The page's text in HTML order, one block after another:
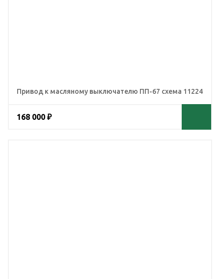
Привод к масляному выключателю ПП-67 схема 11224
168 000 ₽